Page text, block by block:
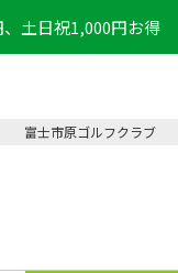
土日祝1,000円お得
富士市原ゴルフクラブ